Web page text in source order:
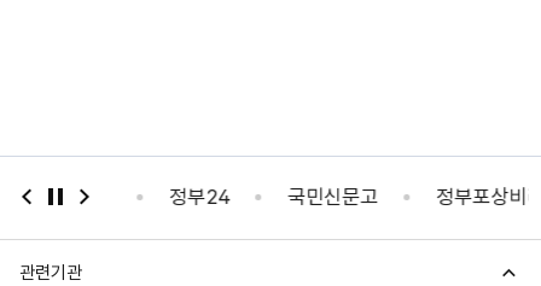
가진단 정부24 국민신문고 정부포상비리신고
관련기관